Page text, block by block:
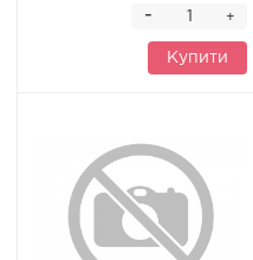
+
-
Купити